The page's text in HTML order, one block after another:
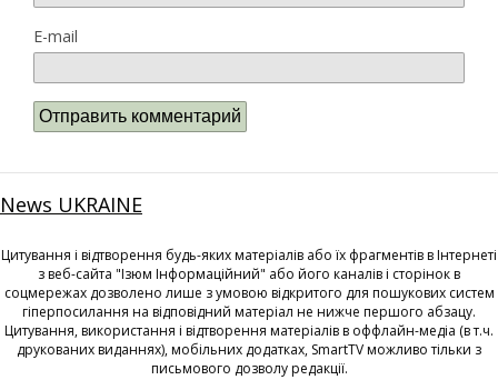
E-mail
News UKRAINE
Цитування і відтворення будь-яких матеріалів або їх фрагментів в Інтернеті
з веб-сайта "Ізюм Інформаційний" або його каналів і сторінок в
соцмережах дозволено лише з умовою відкритого для пошукових систем
гіперпосилання на відповідний матеріал не нижче першого абзацу.
Цитування, використання і відтворення матеріалів в оффлайн-медіа (в т.ч.
друкованих виданнях), мобільних додатках, SmartTV можливо тільки з
письмового дозволу редакції.